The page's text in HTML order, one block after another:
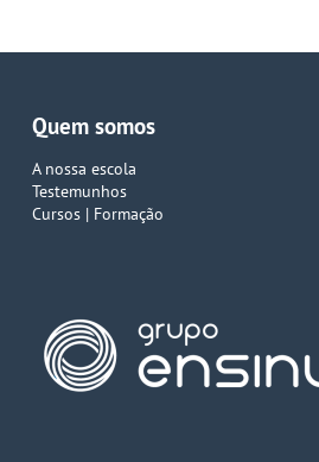
Quem somos
A nossa escola
Testemunhos
Cursos | Formação